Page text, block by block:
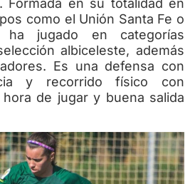
como el Unión Santa Fe o
jugado en categorías
albiceleste, además
Es una defensa con
y recorrido físico con
de jugar y buena salida